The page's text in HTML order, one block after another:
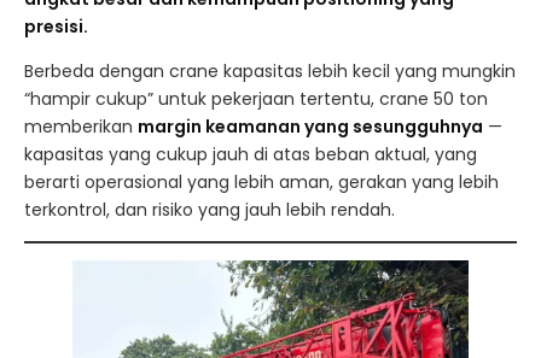
presisi.
Berbeda dengan crane kapasitas lebih kecil yang mungkin
“hampir cukup” untuk pekerjaan tertentu, crane 50 ton
memberikan margin keamanan yang sesungguhnya —
kapasitas yang cukup jauh di atas beban aktual, yang
berarti operasional yang lebih aman, gerakan yang lebih
terkontrol, dan risiko yang jauh lebih rendah.